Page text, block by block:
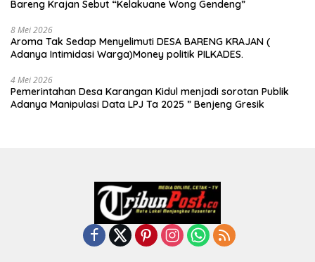
Bareng Krajan Sebut “Kelakuane Wong Gendeng”
8 Mei 2026
Aroma Tak Sedap Menyelimuti DESA BARENG KRAJAN (
Adanya Intimidasi Warga)Money politik PILKADES.
4 Mei 2026
Pemerintahan Desa Karangan Kidul menjadi sorotan Publik
Adanya Manipulasi Data LPJ Ta 2025 ” Benjeng Gresik